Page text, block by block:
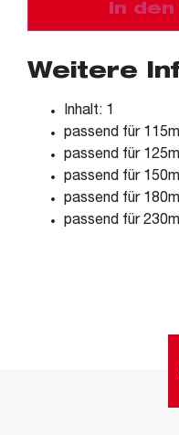
In
Weitere
Inhalt: 1
passend für
passend für
passend für
passend für
passend für